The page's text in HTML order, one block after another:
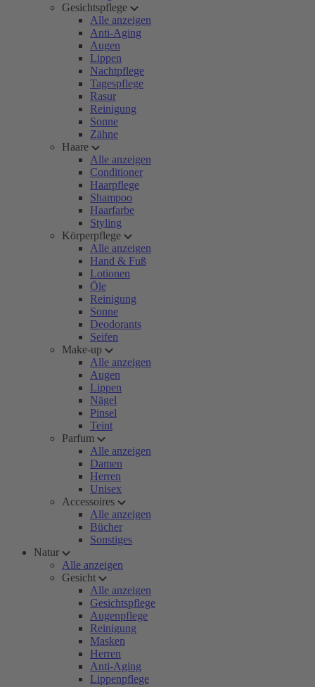
Gesichtspflege
Alle anzeigen
Anti-Aging
Augen
Lippen
Nachtpflege
Tagespflege
Rasur
Reinigung
Sonne
Zähne
Haare
Alle anzeigen
Conditioner
Haarpflege
Shampoo
Haarfarbe
Styling
Körperpflege
Alle anzeigen
Hand & Fuß
Lotionen
Öle
Reinigung
Sonne
Deodorants
Seifen
Make-up
Alle anzeigen
Augen
Lippen
Nägel
Pinsel
Teint
Parfum
Alle anzeigen
Damen
Herren
Unisex
Accessoires
Alle anzeigen
Bücher
Sonstiges
Natur
Alle anzeigen
Gesicht
Alle anzeigen
Gesichtspflege
Augenpflege
Reinigung
Masken
Herren
Anti-Aging
Lippenpflege